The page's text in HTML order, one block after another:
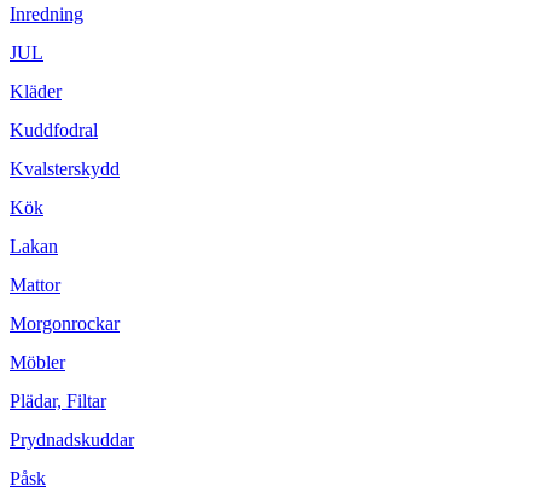
Inredning
JUL
Kläder
Kuddfodral
Kvalsterskydd
Kök
Lakan
Mattor
Morgonrockar
Möbler
Plädar, Filtar
Prydnadskuddar
Påsk